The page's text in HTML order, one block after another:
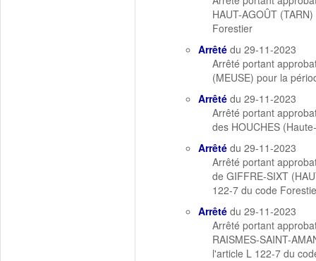
HAUT-AGOÛT
Forestier
Arrêté du 29-11-2023
Arrêté portant
(MEUSE) pour la
Arrêté du 29-11-2023
Arrêté portant
des HOUCHES
Arrêté du 29-11-2023
Arrêté portant
de GIFFRE-SIXT
122-7 du code
Arrêté du 29-11-2023
Arrêté portant
RAISMES-SAINT-
l'article L 122-7 du